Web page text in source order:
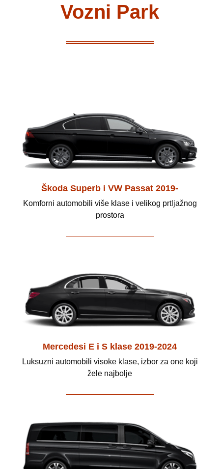
Vozni Park
Škoda Superb i VW Passat 2019-
Komforni automobili više klase i velikog prtljažnog
prostora
Mercedesi E i S klase 2019-2024
Luksuzni automobili visoke klase, izbor za one koji
žele najbolje